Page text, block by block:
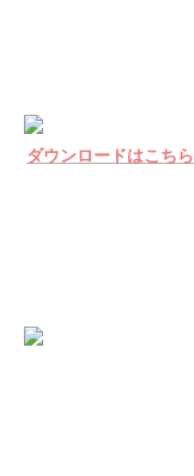
ダウンロードはこちら